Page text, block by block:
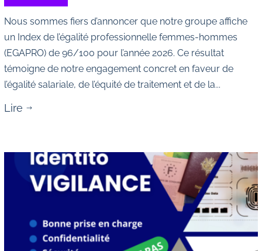
Nous sommes fiers d’annoncer que notre groupe affiche
un Index de l’égalité professionnelle femmes-hommes
(EGAPRO) de 96/100 pour l’année 2026. Ce résultat
témoigne de notre engagement concret en faveur de
l’égalité salariale, de l’équité de traitement et de la...
Lire $